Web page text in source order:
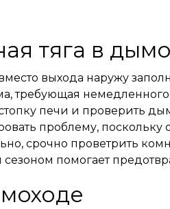
тяга в
выхода наружу
требующая
печи и проверить
проблему,
срочно проветрить
помогает